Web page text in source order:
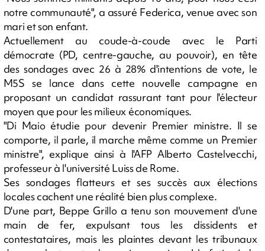
notre communauté", a assuré Federica, venue avec son
mari et son enfant.
Actuellement au coude-à-coude avec le Parti
démocrate (PD, centre-gauche, au pouvoir), en tête
des sondages avec 26 à 28% d'intentions de vote, le
M5S se lance dans cette nouvelle campagne en
proposant un candidat rassurant tant pour l'électeur
moyen que pour les milieux économiques.
"Di Maio étudie pour devenir Premier ministre. Il se
comporte, il parle, il marche même comme un Premier
ministre", explique ainsi à l'AFP Alberto Castelvecchi,
professeur à l'université Luiss de Rome.
Ses sondages flatteurs et ses succès aux élections
locales cachent une réalité bien plus complexe.
D'une part, Beppe Grillo a tenu son mouvement d'une
main de fer, expulsant tous les dissidents et
contestataires, mais les plaintes devant les tribunaux